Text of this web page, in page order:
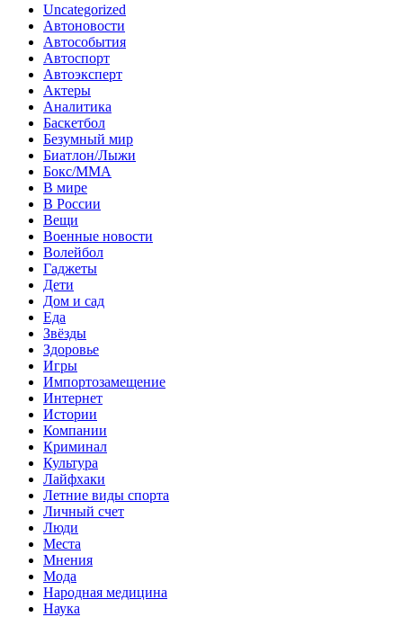
Uncategorized
Автоновости
Автособытия
Автоспорт
Автоэксперт
Актеры
Аналитика
Баскетбол
Безумный мир
Биатлон/Лыжи
Бокс/MMA
В мире
В России
Вещи
Военные новости
Волейбол
Гаджеты
Дети
Дом и сад
Еда
Звёзды
Здоровье
Игры
Импортозамещение
Интернет
Истории
Компании
Криминал
Культура
Лайфхаки
Летние виды спорта
Личный счет
Люди
Места
Мнения
Мода
Народная медицина
Наука